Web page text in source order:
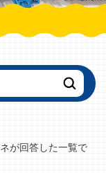
が回答した一覧で